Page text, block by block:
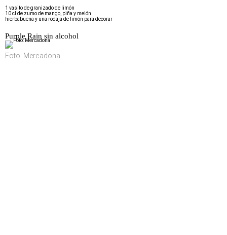
1 vasito de granizado de limón
10 cl de zumo de mango, piña y melón
hierbabuena y una rodaja de limón para decorar
Purple Rain sin alcohol
Foto: Mercadona